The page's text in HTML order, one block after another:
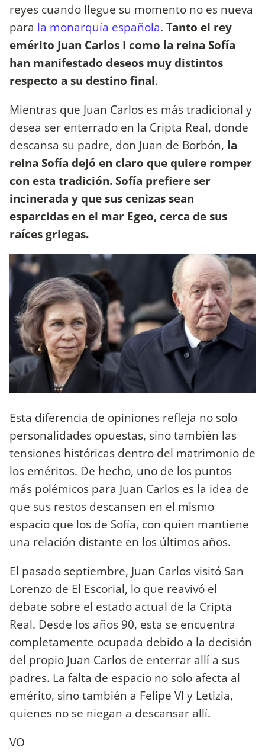
reyes cuando llegue su momento no es nueva
para la monarquía española. Tanto el rey
emérito Juan Carlos I como la reina Sofía
han manifestado deseos muy distintos
respecto a su destino final.
Mientras que Juan Carlos es más tradicional y
desea ser enterrado en la Cripta Real, donde
descansa su padre, don Juan de Borbón, la
reina Sofía dejó en claro que quiere romper
con esta tradición. Sofía prefiere ser
incinerada y que sus cenizas sean
esparcidas en el mar Egeo, cerca de sus
raíces griegas.
Esta diferencia de opiniones refleja no solo
personalidades opuestas, sino también las
tensiones históricas dentro del matrimonio de
los eméritos. De hecho, uno de los puntos
más polémicos para Juan Carlos es la idea de
que sus restos descansen en el mismo
espacio que los de Sofía, con quien mantiene
una relación distante en los últimos años.
El pasado septiembre, Juan Carlos visitó San
Lorenzo de El Escorial, lo que reavivó el
debate sobre el estado actual de la Cripta
Real. Desde los años 90, esta se encuentra
completamente ocupada debido a la decisión
del propio Juan Carlos de enterrar allí a sus
padres. La falta de espacio no solo afecta al
emérito, sino también a Felipe VI y Letizia,
quienes no se niegan a descansar allí.
VO